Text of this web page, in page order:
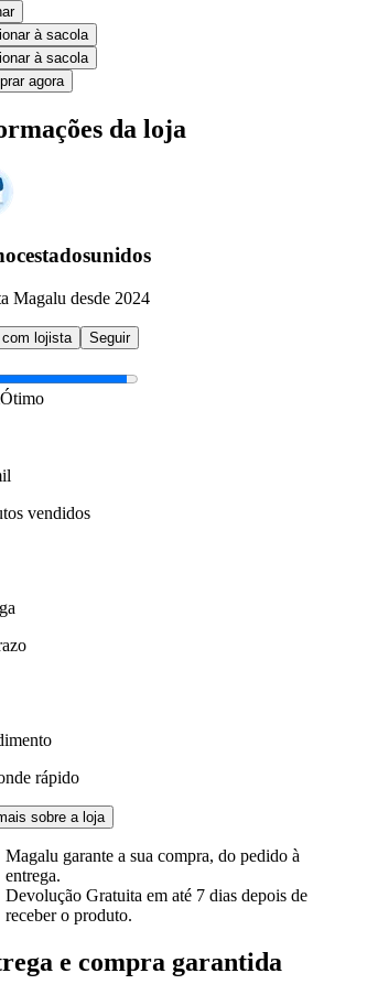
à sacola
à sacola
agora
da loja
Magalu desde 2024
com lojista Seguir
Ótimo
vendidos
rápido
sobre a loja
Magalu garante a sua compra, do pedido à
entrega.
Devolução Gratuita em até 7 dias depois de
receber o produto.
e compra garantida